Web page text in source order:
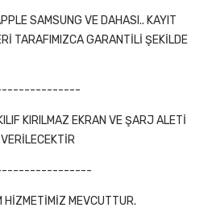
SAMSUNG VE DAHASI.. KAYIT
TARAFIMIZCA GARANTİLİ ŞEKİLDE
KIRILMAZ EKRAN VE ŞARJ ALETİ
HİZMETİMİZ MEVCUTTUR.